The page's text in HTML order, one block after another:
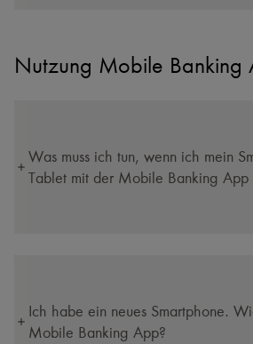
Nutzung Mobile Banking
Was muss ich tun, wenn ich mein
Tablet mit der Mobile Banking App
Ich habe ein neues Smartphone.
Mobile Banking App?